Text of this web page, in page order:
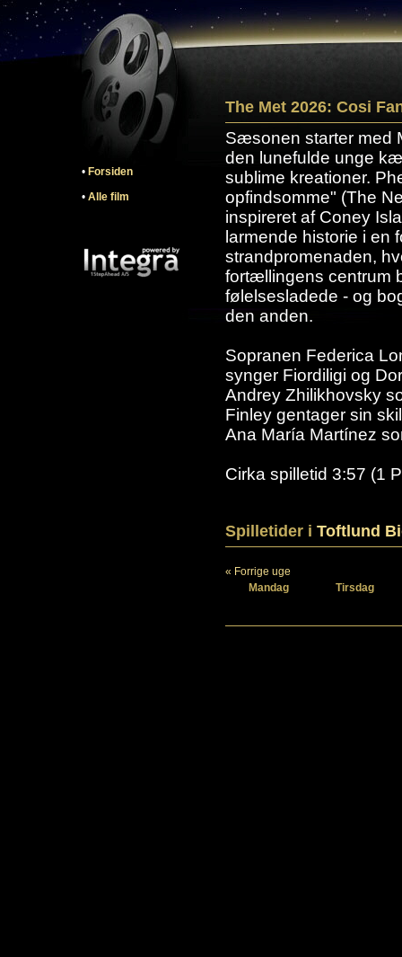
• Forsiden
• Alle film
The Met 2026: Cosi
Sæsonen starter med
den lunefulde unge
sublime kreationer.
opfindsomme" (The
inspireret af Coney
larmende historie i en
strandpromenaden,
fortællingens centrum
følelsesladede - og
den anden.
Sopranen Federica
synger Fiordiligi og
Andrey Zhilikhovsky
Finley gentager sin
Ana María Martínez
Cirka spilletid 3:57 (1
Spilletider i Toftlund
« Forrige uge
Mandag
Tirsdag